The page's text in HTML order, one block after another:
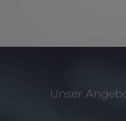
Unser